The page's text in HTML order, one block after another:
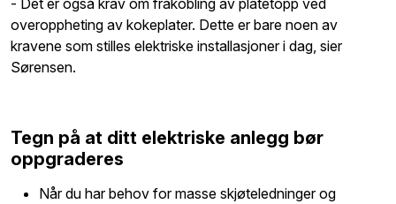
overoppheting av kokeplater. Dette er bare noen av
kravene som stilles elektriske installasjoner i dag, sier
Sørensen.
Tegn på at ditt elektriske anlegg bør
oppgraderes
Når du har behov for masse skjøteledninger og